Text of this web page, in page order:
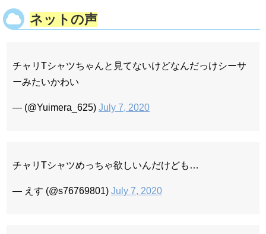
ネットの声
チャリTシャツちゃんと見てないけどなんだっけシーサ
ーみたいかわい
— (@Yuimera_625) July 7, 2020
チャリTシャツめっちゃ欲しいんだけども…
— えす (@s76769801) July 7, 2020